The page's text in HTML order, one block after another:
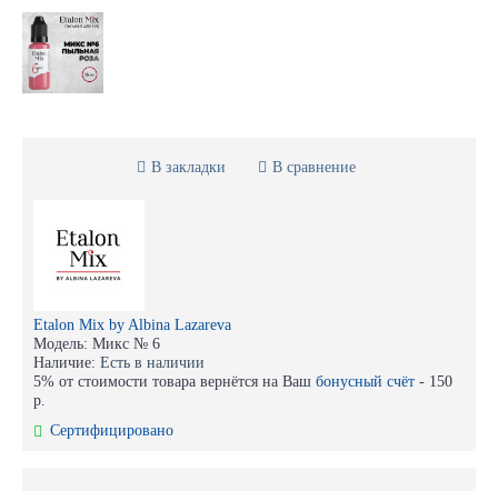
В закладки В сравнение
Etalon Mix by Albina Lazareva
Модель: Микс № 6
Наличие: Есть в наличии
5% от стоимости товара вернётся на Ваш бонусный счёт - 150
р.
Сертифицировано